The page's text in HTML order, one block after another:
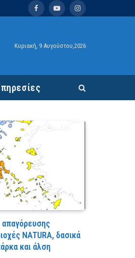
FacebookYouTubeInstagram
Κυριακή, 9 Αυγούστου,2026
NATURA, δασικά
και άλση